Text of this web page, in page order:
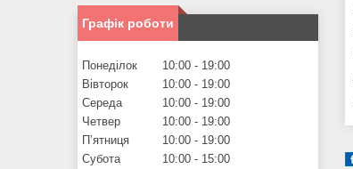
Графік роботи
Понеділок 10:00
19:00
Вівторок
10:00
19:00
Середа
10:00
19:00
Четвер
10:00
19:00
Пʼятниця
10:00
19:00
Субота
10:00
15:00